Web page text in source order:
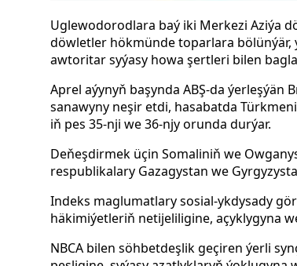
Uglewodorodlara baý iki Merkezi Aziýa
döwletler hökmünde toparlara bölünýär,
awtoritar syýasy howa şertleri bilen
Aprel aýynyň başynda ABŞ-da
sanawyny neşir etdi, hasabatda
iň pes 35-nji we 36-njy orunda durýar.
Deňeşdirmek üçin Somaliniň we
respublikalary Gazagystan we
Indeks maglumatlary sosial-ykdysady
häkimiýetleriň netijeliligine, açyklygyna
NBCA bilen söhbetdeşlik geçiren ýerli